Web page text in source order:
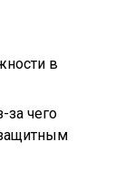
в
за чего